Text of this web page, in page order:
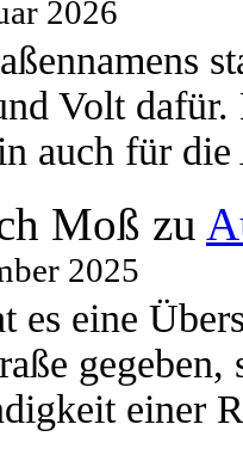
2026
Volt
auch für
Moß zu
2025
es eine
einer